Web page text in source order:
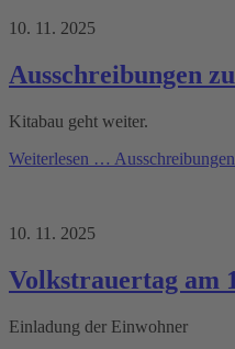
10. 11. 2025
Ausschreibungen
Kitabau geht weiter.
Weiterlesen …
10. 11. 2025
Volkstrauertag am
Einladung der Einwohner